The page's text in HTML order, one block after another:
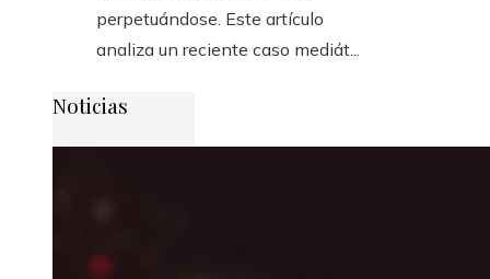
perpetuándose. Este artículo
analiza un reciente caso mediát...
Noticias